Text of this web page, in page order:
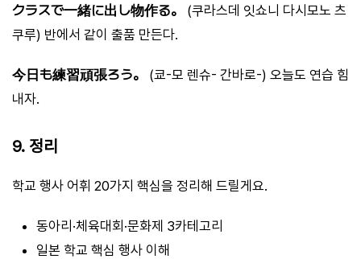
クラスで一緒に出し物作る。
(쿠라스데 잇쇼니 다시모노 츠
쿠루) 반에서 같이 출품 만든다.
今日も練習頑張ろう。
(쿄-모 렌슈- 간바로-) 오늘도 연습 힘
내자.
9. 정리
학교 행사 어휘 20가지 핵심을 정리해 드릴게요.
동아리·체육대회·문화제 3카테고리
일본 학교 핵심 행사 이해